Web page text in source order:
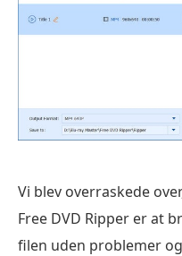
Vi blev overraskede
Free DVD Ripper er at
filen uden problemer